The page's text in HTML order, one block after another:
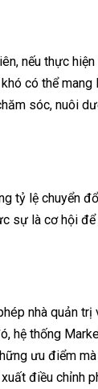
nếu thực
có thể mang
sóc, nuôi
tỷ lệ chuyển
sự là cơ hội
nhà quản
hệ thống
ưu điểm
điều chỉnh